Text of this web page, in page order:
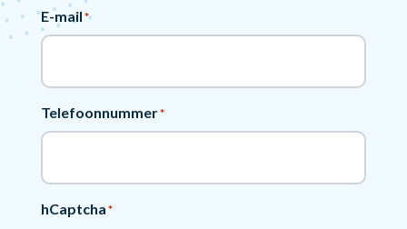
E-mail*
Telefoonnummer*
hCaptcha*